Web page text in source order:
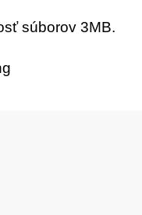
súborov 3MB.